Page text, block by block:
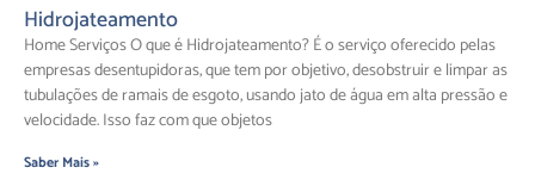
Hidrojateamento
Home Serviços O que é Hidrojateamento? É o serviço oferecido pelas
empresas desentupidoras, que tem por objetivo, desobstruir e limpar as
tubulações de ramais de esgoto, usando jato de água em alta pressão e
velocidade. Isso faz com que objetos
Saber Mais »